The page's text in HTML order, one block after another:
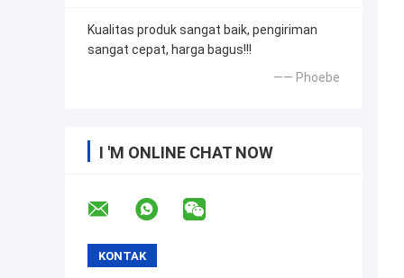
Kualitas produk sangat baik, pengiriman
sangat cepat, harga bagus!!!
—— Phoebe
I 'M ONLINE CHAT NOW